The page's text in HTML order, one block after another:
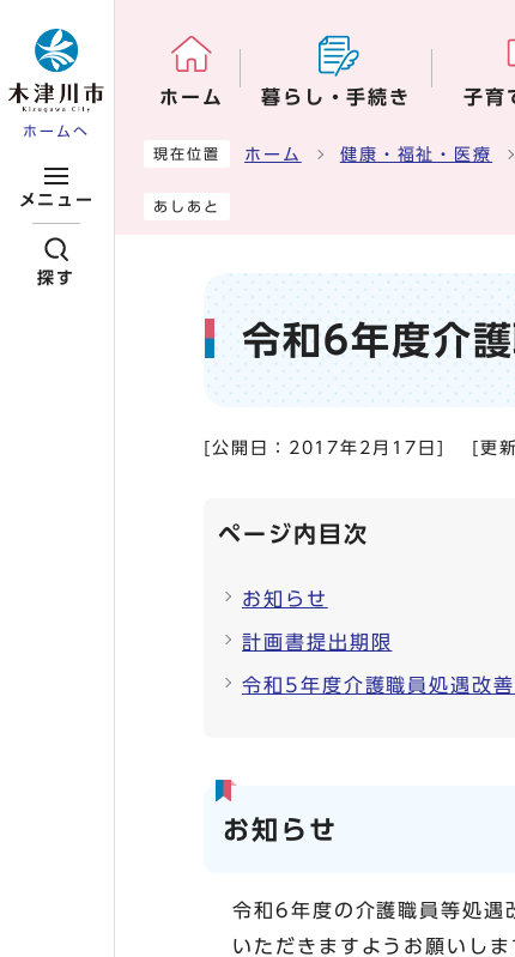
ホームへ
メニュー
探す
ホーム 暮らし・手続き 子育
ここから本文です
現在位置 ホーム 健康・福祉・医療
あしあと
令和6年度介
[公開日： 2017年2月17日 [更
ページ内目次
お知らせ
計画書提出期限
令和5年度介護職員処遇改
お知らせ
令和6年度の介護職員等処遇
いただきますようお願いしま